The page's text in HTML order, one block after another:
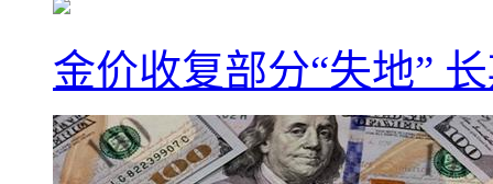
金价收复部分“失地”